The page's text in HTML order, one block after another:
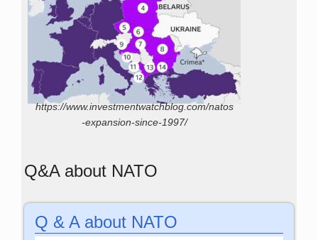
https://www.investmentwatchblog.com/natos
-expansion-since-1997/
Q&A about NATO
Q & A about NATO